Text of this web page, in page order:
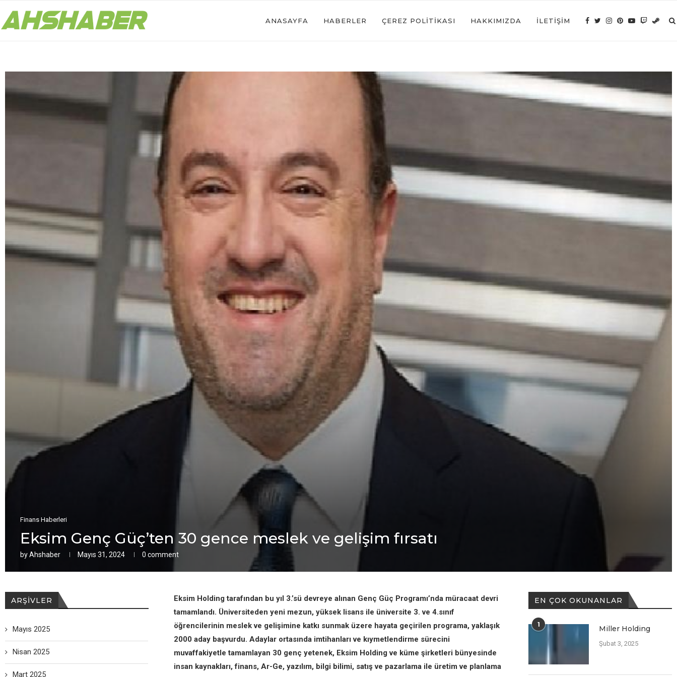
ANASAYFA HABERLER ÇEREZ POLITIKASI HAKKIMIZDA İLETIŞIM
Finans Haberleri
Eksim Genç Güç’ten 30 gence meslek ve gelişim fırsatı
byAhshaber Mayıs 31, 2024 0 comment
Eksim Holding tarafından bu yıl 3.’sü devreye alınan Genç Güç Programı’nda müracaat devri
tamamlandı. Üniversiteden yeni mezun, yüksek lisans ile üniversite 3. ve 4.sınıf
öğrencilerinin meslek ve gelişimine katkı sunmak üzere hayata geçirilen programa, yaklaşık
2000 aday başvurdu. Adaylar ortasında imtihanları ve kıymetlendirme sürecini
muvaffakiyetle tamamlayan 30 genç yetenek, Eksim Holding ve küme şirketleri bünyesinde
insan kaynakları, finans, Ar-Ge, yazılım, bilgi bilimi, satış ve pazarlama ile üretim ve planlama
EN ÇOK OKUNANLAR
1 Miller Holding
Şubat 3, 2025
ARŞIVLER
Mayıs 2025
Nisan 2025
Mart 2025